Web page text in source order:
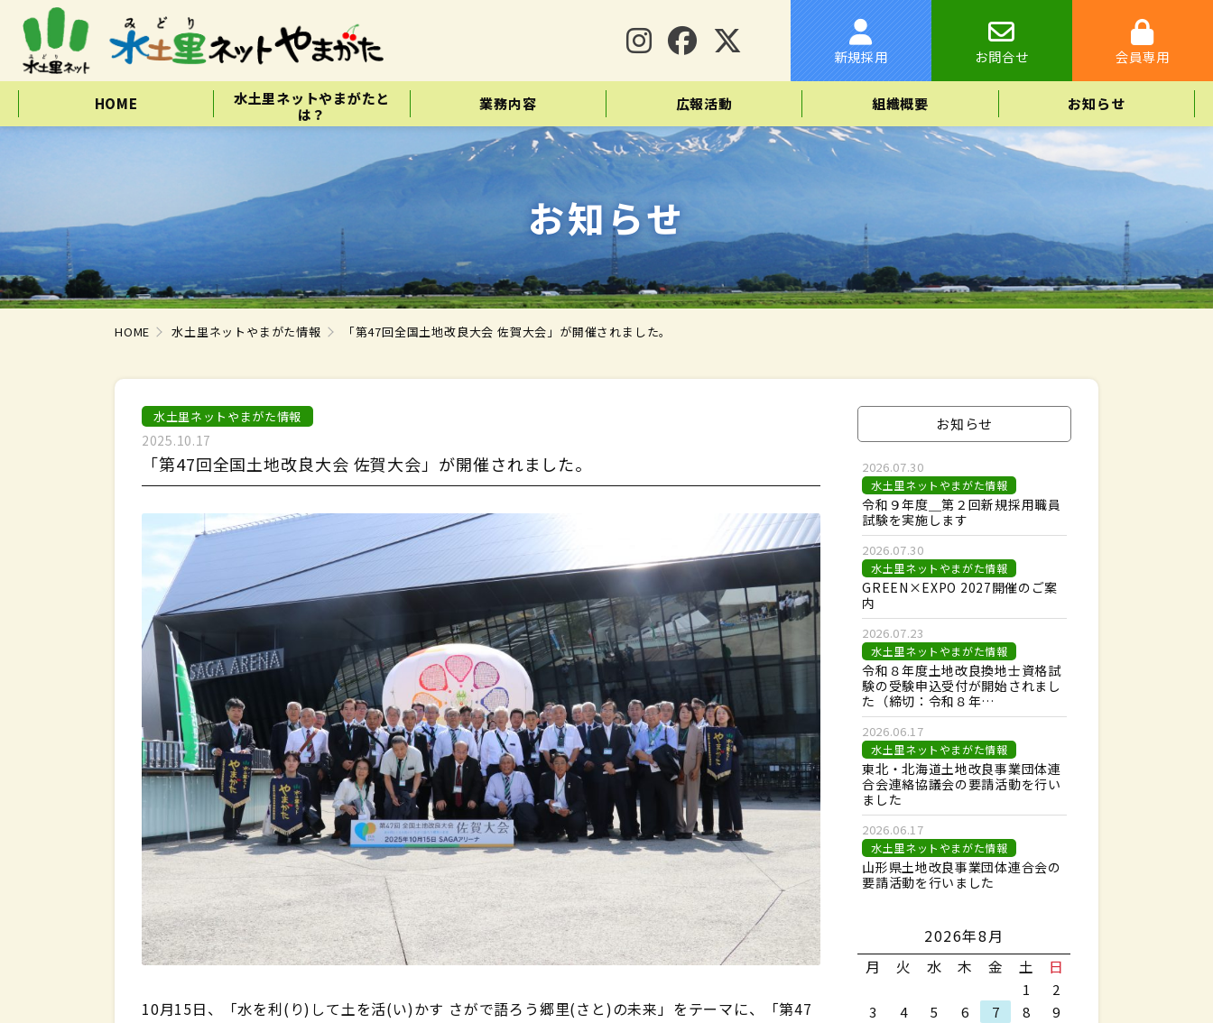
新規採用 お問合せ 会員専用
HOME
水土里ネットやまがたと
は？
業務内容 広報活動 組織概要 お知らせ
お知らせ
HOME 水土里ネットやまがた情報 「第47回全国土地改良大会 佐賀大会」が開催されました。
水土里ネットやまがた情報
2025.10.17
「第47回全国土地改良大会 佐賀大会」が開催されました。
10月15日、「水を利(り)して土を活(い)かす さがで語ろう郷里(さと)の未来」をテーマに、「第47
お知らせ
2026.07.30
水土里ネットやまがた情報
令和９年度＿第２回新規採用職員
試験を実施します
2026.07.30
水土里ネットやまがた情報
GREEN×EXPO 2027開催のご案
内
2026.07.23
水土里ネットやまがた情報
令和８年度土地改良換地士資格試
験の受験申込受付が開始されまし
た（締切：令和８年…
2026.06.17
水土里ネットやまがた情報
東北・北海道土地改良事業団体連
合会連絡協議会の要請活動を行い
ました
2026.06.17
水土里ネットやまがた情報
山形県土地改良事業団体連合会の
要請活動を行いました
2026年8月
月
火 水 木 金 土 日
1
2
3
4 5 6 7 8
9